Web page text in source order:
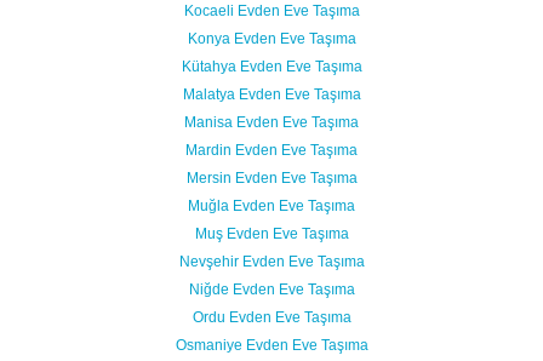
Kocaeli Evden Eve Taşıma
Konya Evden Eve Taşıma
Kütahya Evden Eve Taşıma
Malatya Evden Eve Taşıma
Manisa Evden Eve Taşıma
Mardin Evden Eve Taşıma
Mersin Evden Eve Taşıma
Muğla Evden Eve Taşıma
Muş Evden Eve Taşıma
Nevşehir Evden Eve Taşıma
Niğde Evden Eve Taşıma
Ordu Evden Eve Taşıma
Osmaniye Evden Eve Taşıma